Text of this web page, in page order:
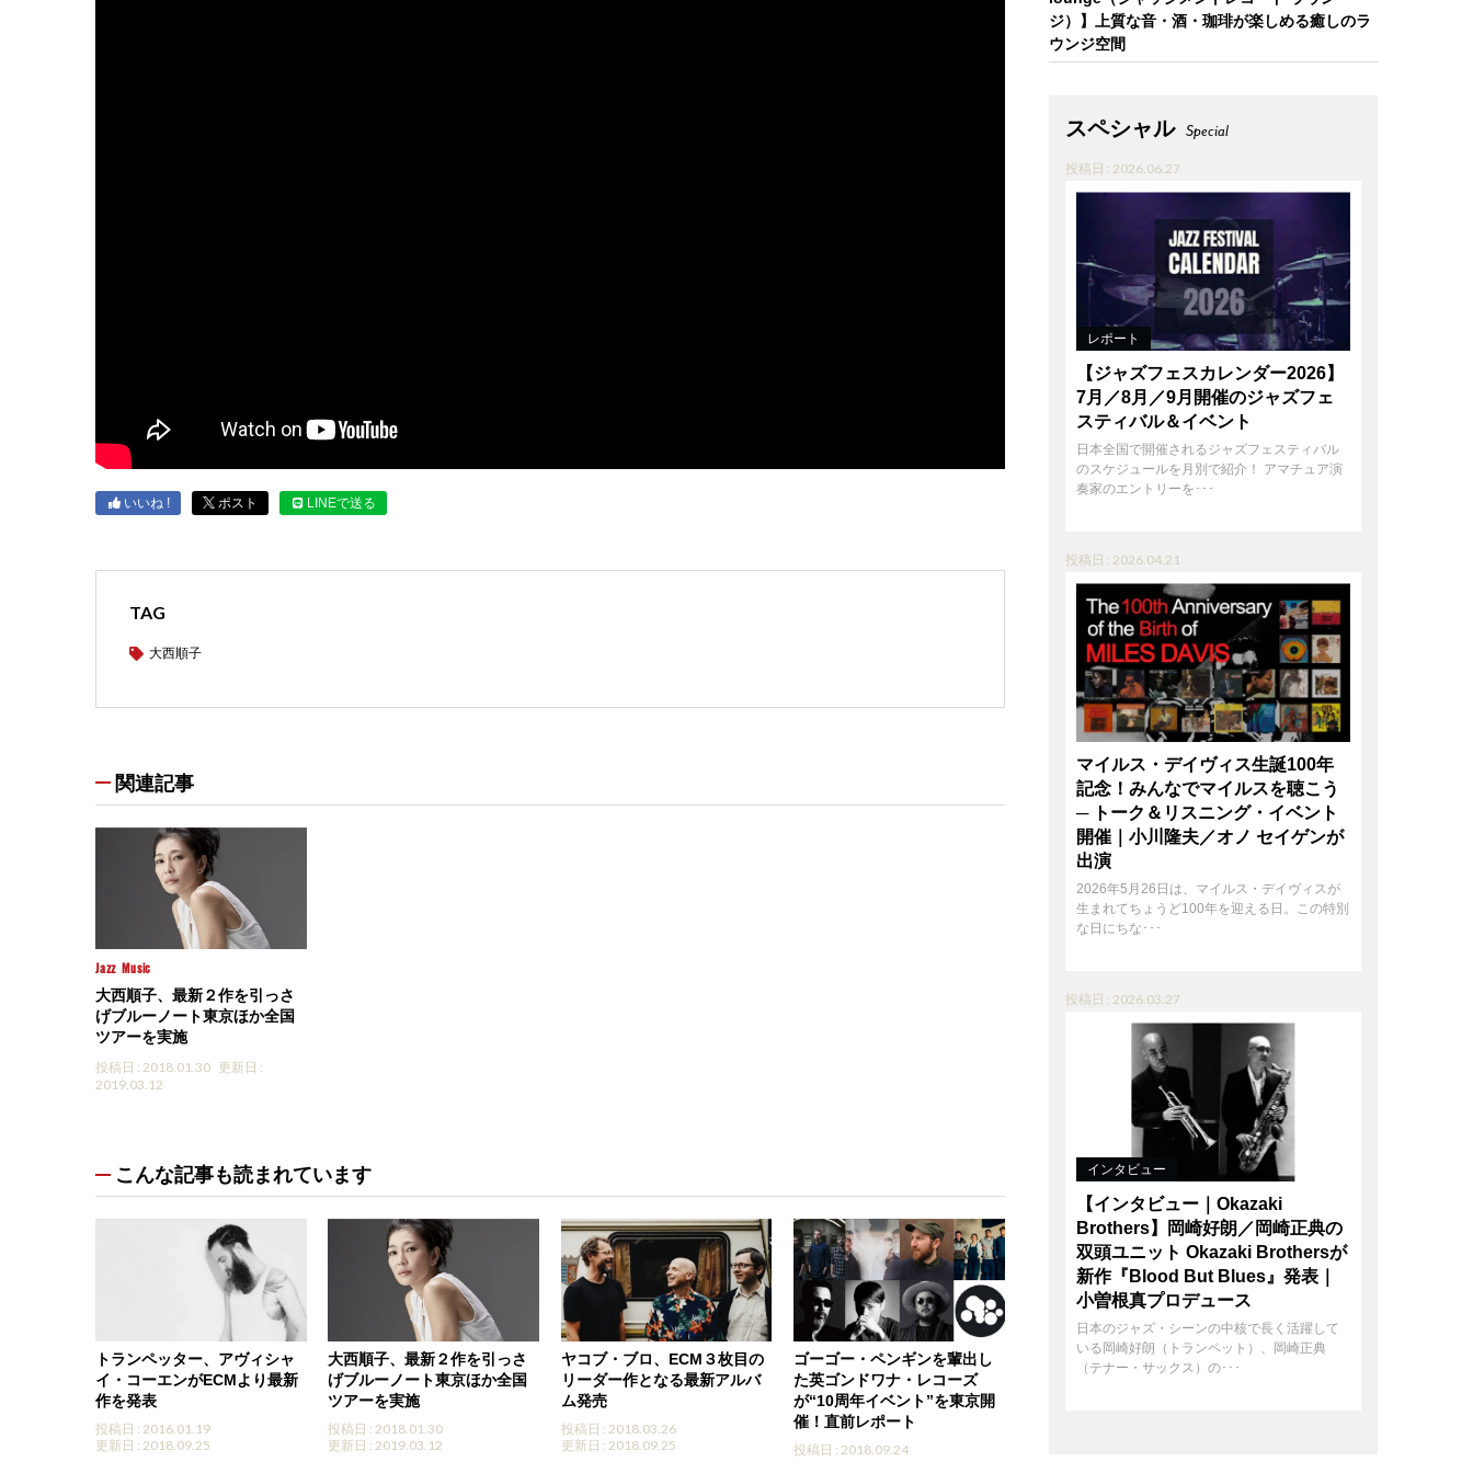
いいね ! ポスト LINEで送る
TAG
大西順子
関連記事
Jazz Music
大西順子、最新２作を引っさ
げブルーノート東京ほか全国
ツアーを実施
投稿日 : 2018.01.30 更新日 :
2019.03.12
こんな記事も読まれています
トランペッター、アヴィシャ
イ・コーエンがECMより最新
作を発表
投稿日 : 2016.01.19
更新日 : 2018.09.25
大西順子、最新２作を引っさ
げブルーノート東京ほか全国
ツアーを実施
投稿日 : 2018.01.30
更新日 : 2019.03.12
ヤコブ・ブロ、ECM３枚目の
リーダー作となる最新アルバ
ム発売
投稿日 : 2018.03.26
更新日 : 2018.09.25
ゴーゴー・ペンギンを輩出し
た英ゴンドワナ・レコーズ
が“10周年イベント”を東京開
催！直前レポート
投稿日 : 2018.09.24
ジ）】上質な音・酒・珈琲が楽しめる癒しのラ
ウンジ空間
スペシャル Special
投稿日 : 2026.06.27
レポート
【ジャズフェスカレンダー2026】
7月／8月／9月開催のジャズフェ
スティバル＆イベント
日本全国で開催されるジャズフェスティバル
のスケジュールを月別で紹介！ アマチュア演
奏家のエントリーを･･･
投稿日 : 2026.04.21
マイルス・デイヴィス生誕100年
記念！みんなでマイルスを聴こう
─ トーク＆リスニング・イベント
開催｜小川隆夫／オノ セイゲンが
出演
2026年5月26日は、マイルス・デイヴィスが
生まれてちょうど100年を迎える日。この特別
な日にちな･･･
投稿日 : 2026.03.27
インタビュー
【インタビュー｜Okazaki
Brothers】岡崎好朗／岡崎正典の
双頭ユニット Okazaki Brothersが
新作『Blood But Blues』発表｜
小曽根真プロデュース
日本のジャズ・シーンの中核で長く活躍して
いる岡崎好朗（トランペット）、岡崎正典
（テナー・サックス）の･･･